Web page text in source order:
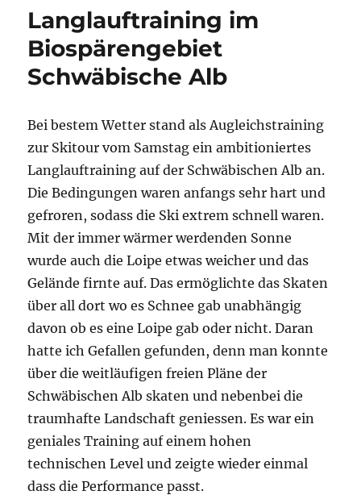
Langlauftraining im
Biospärengebiet
Schwäbische Alb
Bei bestem Wetter stand als Augleichstraining
zur Skitour vom Samstag ein ambitioniertes
Langlauftraining auf der Schwäbischen Alb an.
Die Bedingungen waren anfangs sehr hart und
gefroren, sodass die Ski extrem schnell waren.
Mit der immer wärmer werdenden Sonne
wurde auch die Loipe etwas weicher und das
Gelände firnte auf. Das ermöglichte das Skaten
über all dort wo es Schnee gab unabhängig
davon ob es eine Loipe gab oder nicht. Daran
hatte ich Gefallen gefunden, denn man konnte
über die weitläufigen freien Pläne der
Schwäbischen Alb skaten und nebenbei die
traumhafte Landschaft geniessen. Es war ein
geniales Training auf einem hohen
technischen Level und zeigte wieder einmal
dass die Performance passt.